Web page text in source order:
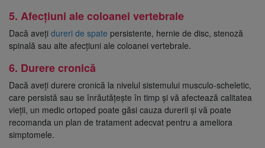
5. Afecțiuni ale coloanei vertebrale
Dacă aveți dureri de spate persistente, hernie de disc, stenoză
spinală sau alte afecțiuni ale coloanei vertebrale.
6. Durere cronică
Dacă aveți durere cronică la nivelul sistemului musculo-scheletic,
care persistă sau se înrăutățește în timp și vă afectează calitatea
vieții, un medic ortoped poate găsi cauza durerii și vă poate
recomanda un plan de tratament adecvat pentru a ameliora
simptomele.